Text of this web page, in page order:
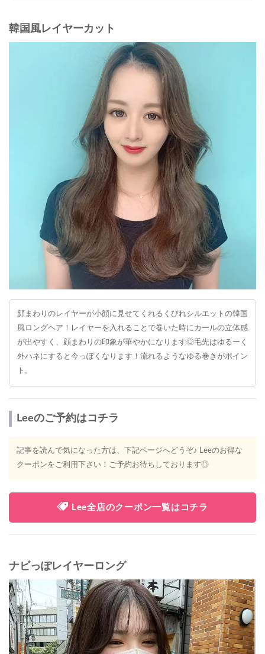
韓国風レイヤーカット
顔まわりのレイヤーが小顔に見せてくれるくびれシルエットの韓国
風ロングヘア！レイヤーを入れることで巻いた時にカールの立体感
が出やすく、顔まわりの印象が華やかになります◎毛先はゆるーく
外ハネにすると今っぽくなります！流れるようなゆる巻きがポイン
ト。
Leeのご予約はコチラ
記事を読んで気になった方は、下記ページへどうぞ♪ Leeのお得な
クーポンをご利用下さい！ご予約お待ちしております◎
Lee全店のクーポン一覧はコチラ
ナビっぽレイヤーロング